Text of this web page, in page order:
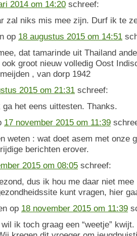
2014 om 14:20 schreef:
zal niks mis mee zijn. Durf ik te
op 18 augustus 2015 om 14:51
dat tamarinde uit Thailand
groot nieuw volledig Oost
, van dorp 1942
2015 om 21:31 schreef:
het eens uittesten. Thanks.
17 november 2015 om 11:39
weten : wat doet asem met onze
berichten erover.
2015 om 08:05 schreef:
dus ik hou me daar niet
kunt vragen, hier
op 18 november 2015 om 11:39
ik toch graag een “weetje”